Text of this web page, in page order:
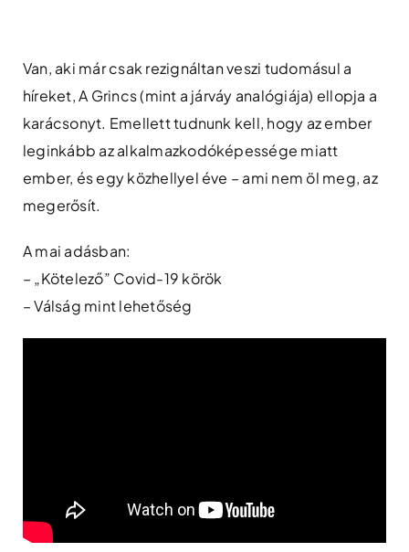
contentVan, aki már csak rezignáltan veszi tudomásul a
híreket, A Grincs (mint a járváy analógiája) ellopja a
karácsonyt. Emellett tudnunk kell, hogy az ember
leginkább az alkalmazkodóképessége miatt
ember, és egy közhellyel éve – ami nem öl meg, az
megerősít.
A mai adásban:
– „Kötelező” Covid-19 körök
– Válság mint lehetőség